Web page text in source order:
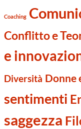
Coaching
Conflitto e
e
Diversità Donne
sentimenti
saggezza